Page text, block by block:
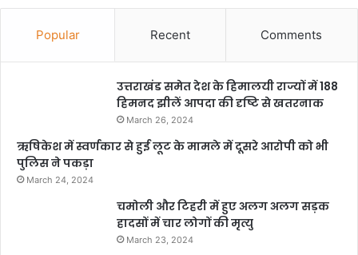
Popular Recent Comments
उत्तराखंड समेत देश के हिमालयी राज्यों में 188
हिमनद झीलें आपदा की दृष्टि से खतरनाक
March 26, 2024
ऋषिकेश में स्वर्णकार से हुई लूट के मामले में दूसरे आरोपी को भी
पुलिस ने पकड़ा
March 24, 2024
चमोली और टिहरी में हुए अलग अलग सड़क
हादसों में चार लोगों की मृत्यु
March 23, 2024